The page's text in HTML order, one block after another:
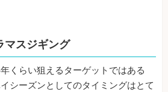
マスジギング
くらい狙えるターゲットではある
シーズンとしてのタイミングはとて